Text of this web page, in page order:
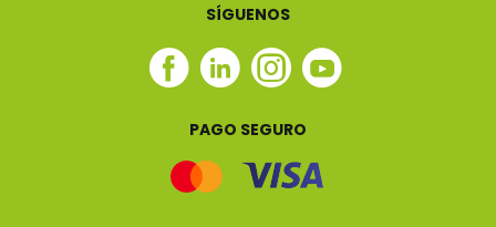
SÍGUENOS
Facebook
Linkedin
Instagram
Youtube
PAGO SEGURO